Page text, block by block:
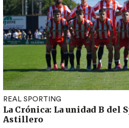
REAL SPORTING
La Crónica: La unidad B del
Astillero